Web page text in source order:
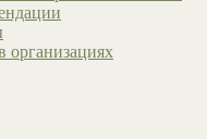
организациях